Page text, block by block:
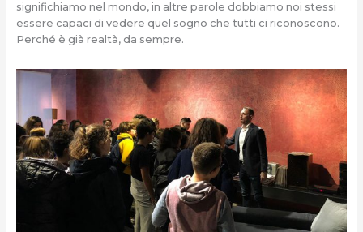
significhiamo nel mondo, in altre parole dobbiamo noi stessi
essere capaci di vedere quel sogno che tutti ci riconoscono.
Perché è già realtà, da sempre.